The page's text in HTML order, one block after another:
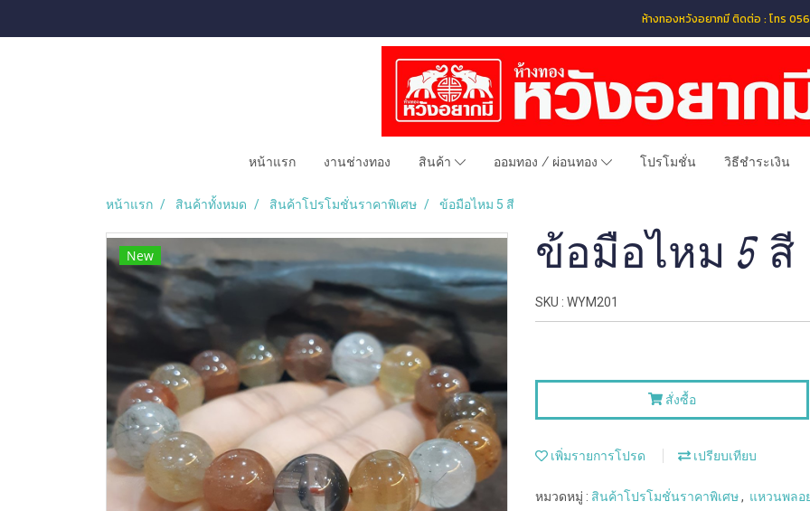
ห้างทองหวังอยากมี ติดต่อ : โทร
หน้าแรก งานช่างทอง สินค้า ออมทอง / ผ่อนทอง โปรโมชั่น วิธีชำระเงิน
หน้าแรก สินค้าทั้งหมด สินค้าโปรโมชั่นราคาพิเศษ ข้อมือไหม 5 สี
New ข้อมือไหม 5 สี
SKU : WYM201
สั่งซื้อ
เพิ่มรายการโปรด เปรียบเทียบ
หมวดหมู่ : สินค้าโปรโมชั่นราคาพิเศษ, แหวนพลอ